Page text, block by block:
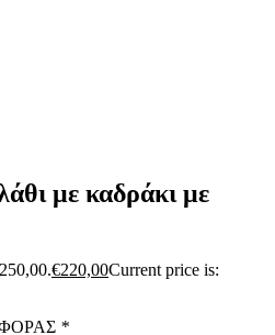
με καδράκι με
€220,00Current price is:
*